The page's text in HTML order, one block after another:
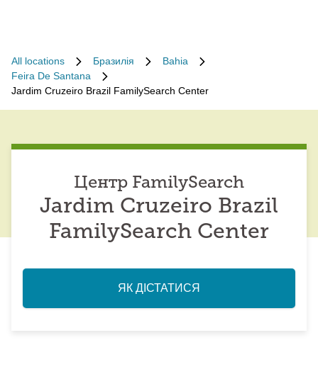
All locations Бразилія
Bahia
Feira De Santana
Jardim Cruzeiro Brazil FamilySearch Center
Центр FamilySearch
Jardim Cruzeiro Brazil
FamilySearch Center
ЯК ДІСТАТИСЯ